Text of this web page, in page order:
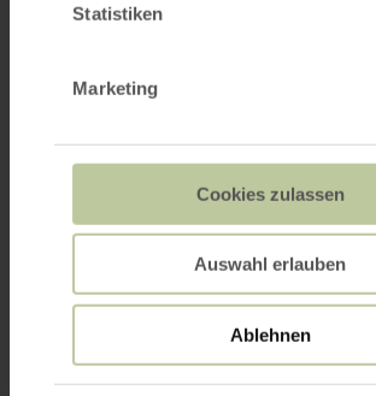
Statistiken
Marketing
Cookies zulassen
Auswahl erlauben
Ablehnen